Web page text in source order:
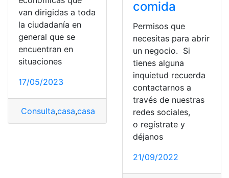
van dirigidas a toda
la ciudadanía en
general que se
encuentran en
situaciones
17/05/2023
Consulta,casa,casa para todos,Inscripción,
comida
Permisos que
necesitas para abrir
un negocio. Si
tienes alguna
inquietud recuerda
contactarnos a
través de nuestras
redes sociales,
o regístrate y
déjanos
21/09/2022